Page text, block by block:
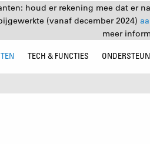
houd er rekening mee dat er
(vanaf december 2024)
meer
TECH & FUNCTIES